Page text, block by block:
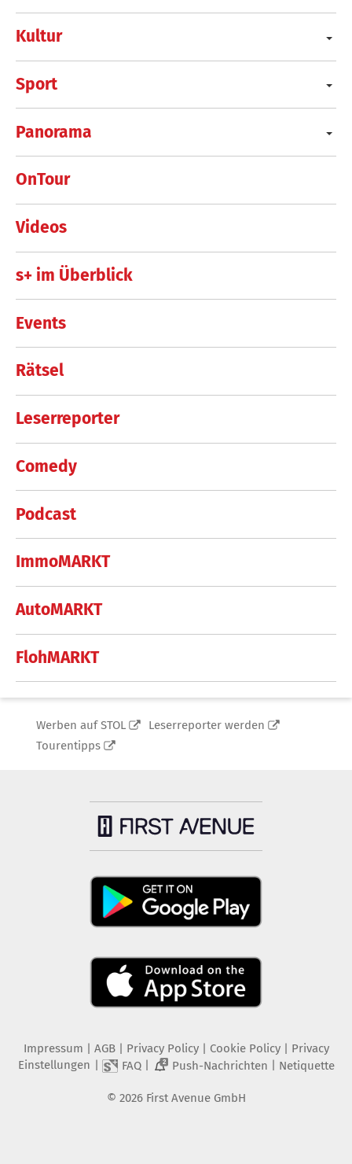
Kultur
Sport
Panorama
OnTour
Videos
s+ im Überblick
Events
Rätsel
Leserreporter
Comedy
Podcast
ImmoMARKT
AutoMARKT
FlohMARKT
Werben auf STOL
Leserreporter werden
Tourentipps
Impressum AGB Privacy Policy| Cookie Policy| Privacy
Einstellungen
FAQ| 2 Push-Nachrichten Netiquette
© 2026 First Avenue GmbH